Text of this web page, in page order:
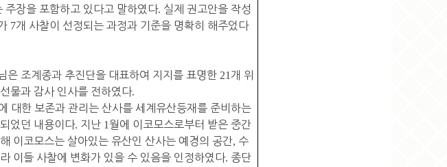
주장을 포함하고 있다고 말하였다. 실제 권고안을 작성
7개 사찰이 선정되는 과정과 기준을 명확히 해주었다
은 조계종과 추진단을 대표하여 지지를 표명한 21 개 위
물과 감사 인사를 전하였다.
대한 보존과 관리는 산사를 세계유산등재를 준비하는
었던 내용이다. 지난 1 월에 이코모스로부터 받은 중간
이코모스는 살아있는 유산인 산사는 예경의 공간, 수
이들 사찰에 변화가 있을 수 있음을 인정하였다. 종단